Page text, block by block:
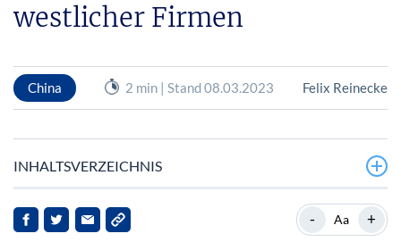
westlicher Firmen
China 2 min | Stand 08.03.2023 Felix Reinecke
INHALTSVERZEICHNIS
Russischer Automarkt bricht ein – 60 Prozent weniger
Neuzulassungen
- Aa +